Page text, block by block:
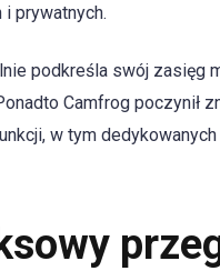
prywatnych.
podkreśla swój zasięg
Camfrog poczynił
w tym